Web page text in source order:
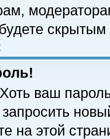
скрытым
ваш
на этой